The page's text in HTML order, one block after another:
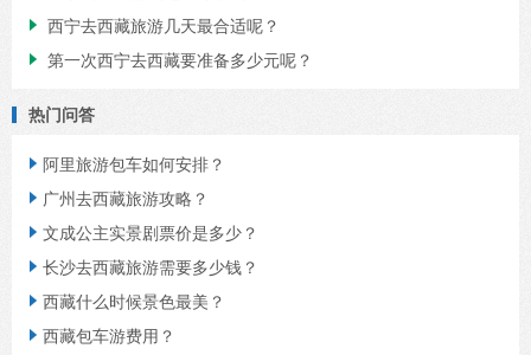
 西宁去西藏旅游几天最合适呢？
 第一次西宁去西藏要准备多少元呢？
热门问答
 阿里旅游包车如何安排？
 广州去西藏旅游攻略？
 文成公主实景剧票价是多少？
 长沙去西藏旅游需要多少钱？
 西藏什么时候景色最美？
 西藏包车游费用？